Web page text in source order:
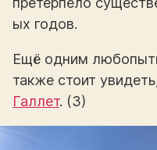
ых годов.
Ещё одним
также стоит
Галлет. (3)